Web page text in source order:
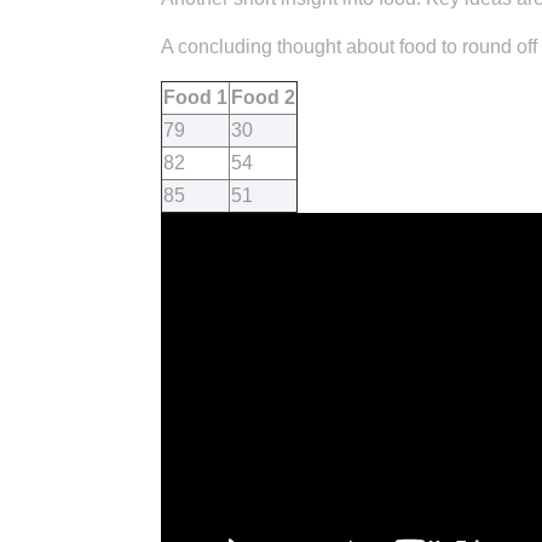
A concluding thought about food to round off
Food 1 Food 2
79
30
82
54
85
51